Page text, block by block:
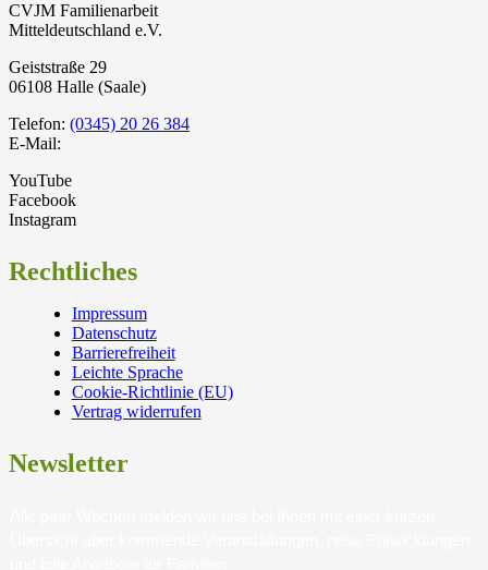
CVJM Familienarbeit
Mitteldeutschland e.V.
Geiststraße 29
06108 Halle (Saale)
Telefon: (0345) 20 26 384
E-Mail:
YouTube
Facebook
Instagram
Rechtliches
Impressum
Datenschutz
Barrierefreiheit
Leichte Sprache
Cookie-Richtlinie (EU)
Vertrag widerrufen
Newsletter